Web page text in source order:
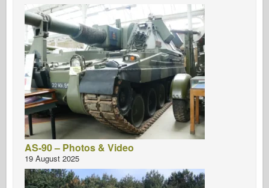
AS-90 – Photos & Video
19 August 2025